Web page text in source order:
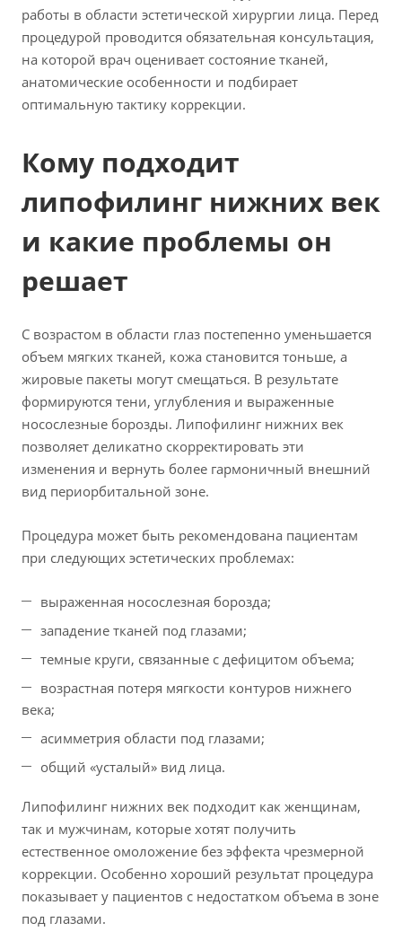
работы в области эстетической хирургии лица. Перед
процедурой проводится обязательная консультация,
на которой врач оценивает состояние тканей,
анатомические особенности и подбирает
оптимальную тактику коррекции.
Кому подходит
липофилинг нижних век
и какие проблемы он
решает
С возрастом в области глаз постепенно уменьшается
объем мягких тканей, кожа становится тоньше, а
жировые пакеты могут смещаться. В результате
формируются тени, углубления и выраженные
носослезные борозды. Липофилинг нижних век
позволяет деликатно скорректировать эти
изменения и вернуть более гармоничный внешний
вид периорбитальной зоне.
Процедура может быть рекомендована пациентам
при следующих эстетических проблемах:
выраженная носослезная борозда;
западение тканей под глазами;
темные круги, связанные с дефицитом объема;
возрастная потеря мягкости контуров нижнего
века;
асимметрия области под глазами;
общий «усталый» вид лица.
Липофилинг нижних век подходит как женщинам,
так и мужчинам, которые хотят получить
естественное омоложение без эффекта чрезмерной
коррекции. Особенно хороший результат процедура
показывает у пациентов с недостатком объема в зоне
под глазами.